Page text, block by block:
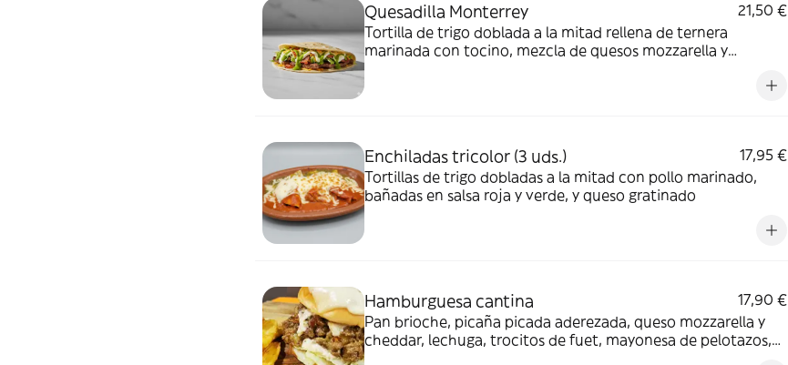
Quesadilla Monterrey
21,50 €
Tortilla de trigo doblada a la mitad rellena de ternera
marinada con tocino, mezcla de quesos mozzarella y
Enchiladas tricolor (3 uds.)
17,95 €
Tortillas de trigo dobladas a la mitad con pollo marinado,
bañadas en salsa roja y verde, y queso gratinado
Hamburguesa cantina
17,90 €
Pan brioche, picaña picada aderezada, queso mozzarella y
cheddar, lechuga, trocitos de fuet, mayonesa de pelotazos,